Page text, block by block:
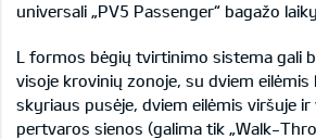
universali „PV5 Passenger“ bagažo
L formos bėgių tvirtinimo sistema gali
visoje krovinių zonoje, su dviem eilėmis
skyriaus pusėje, dviem eilėmis viršuje ir
pertvaros sienos (galima tik „Walk-